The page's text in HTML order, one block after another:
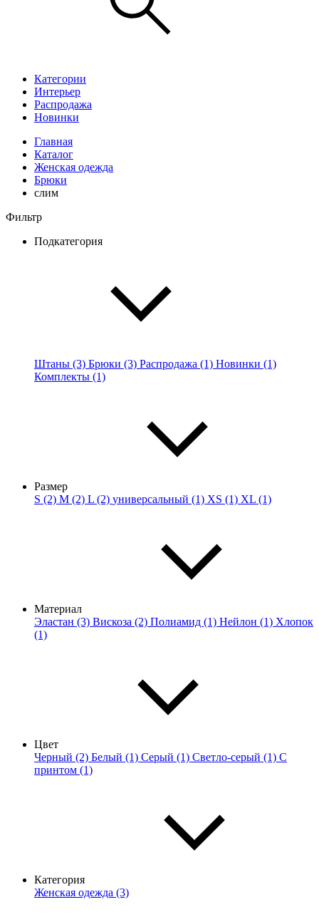
Категории
Интерьер
Распродажа
Новинки
Главная
Каталог
Женская одежда
Брюки
слим
Фильтр
Подкатегория
Штаны (3) Брюки (3) Распродажа (1) Новинки (1)
Комплекты (1)
Размер
S (2) M (2) L (2) универсальный (1) XS (1) XL (1)
Материал
Эластан (3) Вискоза (2) Полиамид (1) Нейлон (1) Хлопок
(1)
Цвет
Черный (2) Белый (1) Серый (1) Светло-серый (1) С
принтом (1)
Категория
Женская одежда (3)